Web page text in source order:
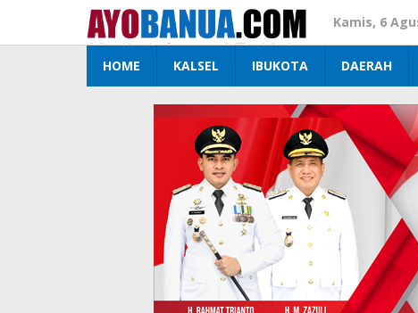
konten
Kamis, 6
HOME KALSEL IBUKOTA DAERAH